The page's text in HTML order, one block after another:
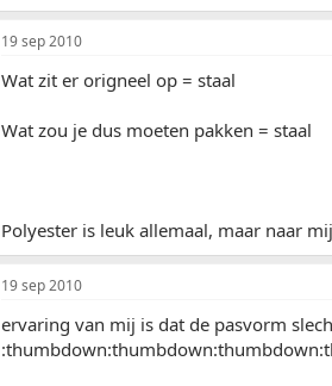
19 sep 2010
Wat zit er origneel op = staal
Wat zou je dus moeten pakken = staal
Polyester is leuk allemaal, maar naar
19 sep 2010
ervaring van mij is dat de pasvorm